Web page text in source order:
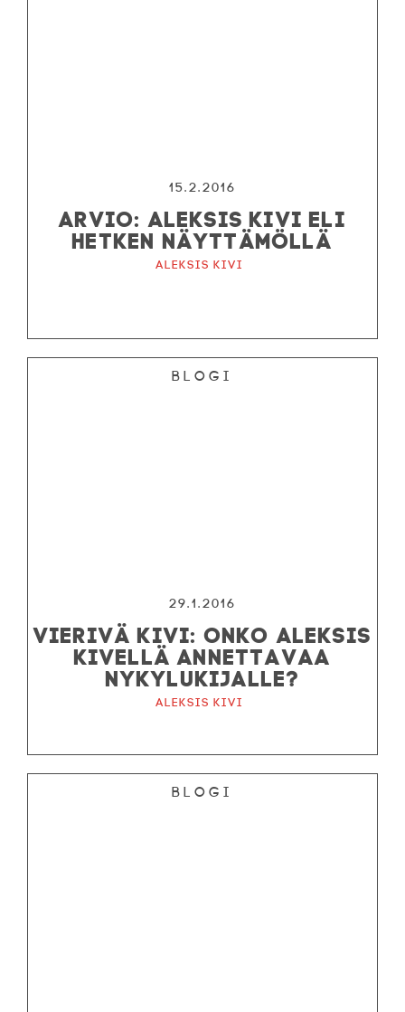
15.2.2016
ARVIO: ALEKSIS KIVI ELI
HETKEN NÄYTTÄMÖLLÄ
Aleksis Kivi
Blogi
29.1.2016
VIERIVÄ KIVI: ONKO ALEKSIS
KIVELLÄ ANNETTAVAA
NYKYLUKIJALLE?
Aleksis Kivi
Blogi